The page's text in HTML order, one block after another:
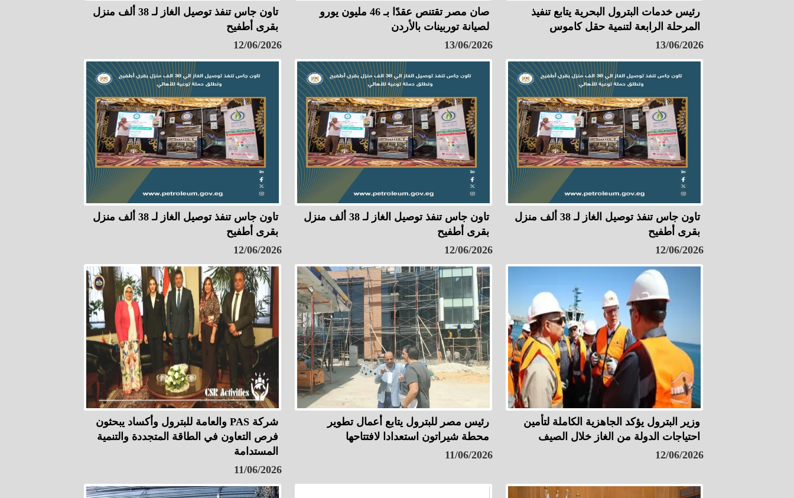
رئيس خدمات البترول البحرية يتابع تنفيذ
المرحلة الرابعة لتنمية حقل كاموس
13/06/2026
صان مصر تقتنص عقدًا بـ 46 مليون يورو
لصيانة توربينات بالأردن
13/06/2026
تاون جاس تنفذ توصيل الغاز لـ 38 ألف منزل
بقرى أطفيح
12/06/2026
تاون جاس تنفذ توصيل الغاز لـ 38 ألف منزل
بقرى أطفيح
12/06/2026
تاون جاس تنفذ توصيل الغاز لـ 38 ألف منزل
بقرى أطفيح
12/06/2026
تاون جاس تنفذ توصيل الغاز لـ 38 ألف منزل
بقرى أطفيح
12/06/2026
وزير البترول يؤكد الجاهزية الكاملة لتأمين
احتياجات الدولة من الغاز خلال الصيف
12/06/2026
رئيس مصر للبترول يتابع أعمال تطوير
محطة شيراتون استعدادا لافتتاحها
11/06/2026
شركة PAS والعامة للبترول وأكساد يبحثون
فرص التعاون في الطاقة المتجددة والتنمية
المستدامة
11/06/2026